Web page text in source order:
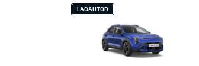
LAOAUTOD